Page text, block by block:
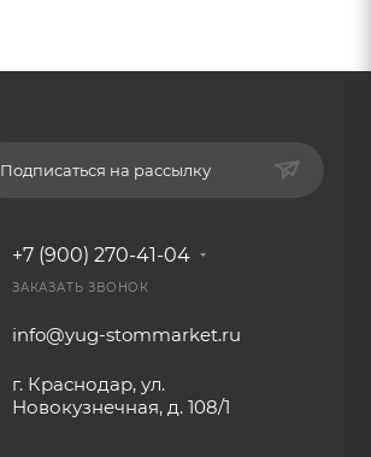
Подписаться на рассылку
+7 (900) 270-41-04
ЗАКАЗАТЬ ЗВОНОК
info@yug-stommarket.ru
г. Краснодар, ул.
Новокузнечная, д. 108/1